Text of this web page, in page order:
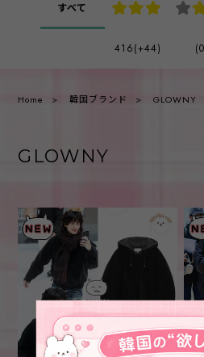
すべて
416(+44)
Home 韓国ブランド GLOWNY
GLOWNY